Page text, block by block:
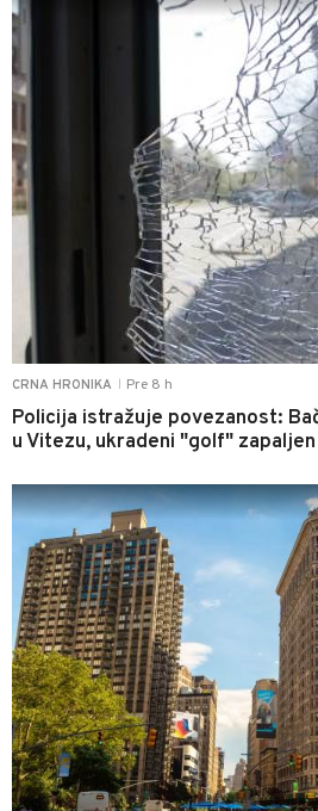
CRNA HRONIKA Pre 8 h
Policija istražuje povezanost:
u Vitezu, ukradeni "golf"